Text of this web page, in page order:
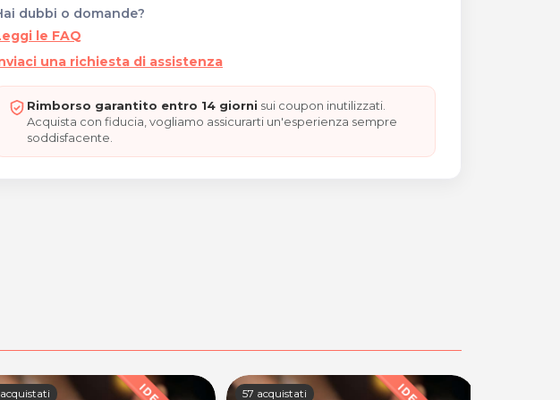
dolce
dubbi o domande?
le FAQ
una richiesta di assistenza
Rimborso garantito entro 14 giorni sui coupon inutilizzati.
Acquista con fiducia, vogliamo assicurarti un'esperienza sempre
soddisfacente.
57 acquistati